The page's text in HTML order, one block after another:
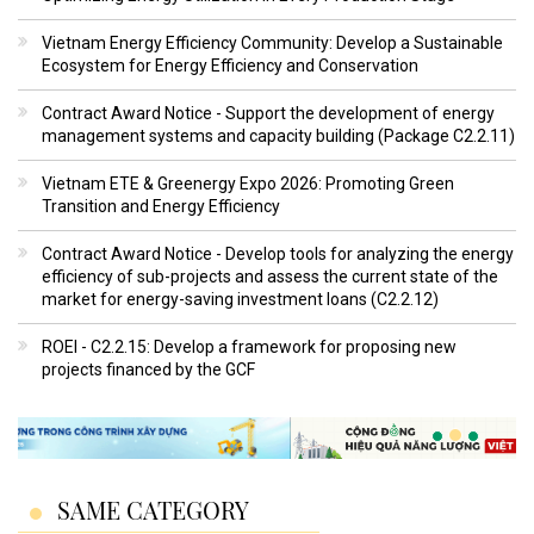
Vietnam Energy Efficiency Community: Develop a Sustainable
Ecosystem for Energy Efficiency and Conservation
Contract Award Notice - Support the development of energy
management systems and capacity building (Package C2.2.11)
Vietnam ETE & Greenergy Expo 2026: Promoting Green
Transition and Energy Efficiency
Contract Award Notice - Develop tools for analyzing the energy
efficiency of sub-projects and assess the current state of the
market for energy-saving investment loans (C2.2.12)
ROEI - C2.2.15: Develop a framework for proposing new
projects financed by the GCF
SAME CATEGORY